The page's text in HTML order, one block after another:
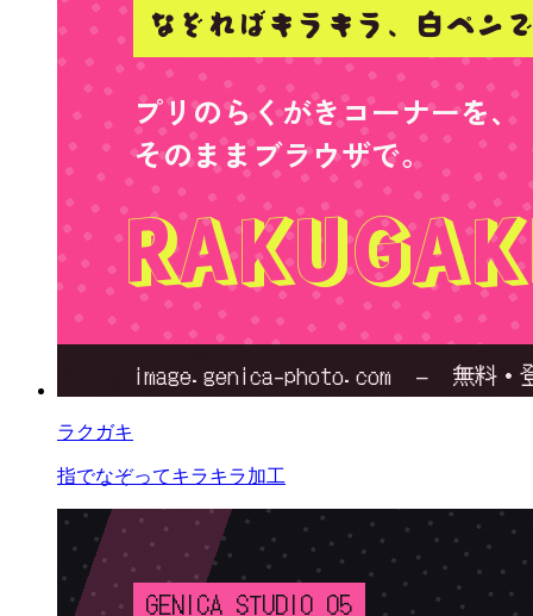
ラクガキ
指でなぞってキラキラ加工